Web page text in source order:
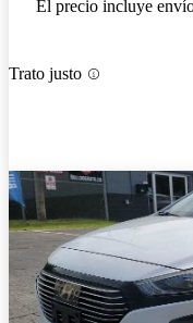
El precio incluye
Trato justo